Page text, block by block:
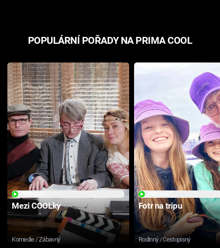
POPULÁRNÍ POŘADY NA PRIMA COOL
Mezi COOLky
Komedie / Zábavný
Fotr na tripu
Rodinný / Cestopisný